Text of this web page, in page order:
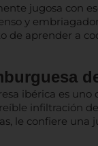
jugosa con
y
de aprender a
ibérica es uno
infiltración
le confiere una